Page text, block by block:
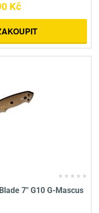
Kč
7" G10 G-Mascus